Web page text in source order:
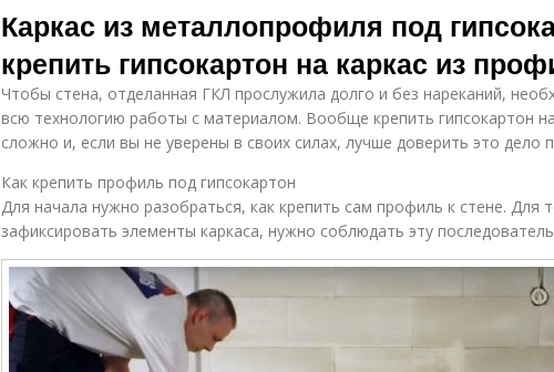
Каркас из металлопрофиля под
крепить гипсокартон на каркас из
Чтобы стена, отделанная ГКЛ прослужила долго и без нареканий,
всю технологию работы с материалом. Вообще крепить гипсокартон
сложно и, если вы не уверены в своих силах, лучше доверить это дело
Как крепить профиль под гипсокартон
Для начала нужно разобраться, как крепить сам профиль к стене. Для
зафиксировать элементы каркаса, нужно соблюдать эту